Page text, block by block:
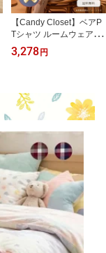
【Candy Closet】ベアP
Tシャツ ルームウェア ぱ
じゃま パジャマ 上下セ
ット 可愛い クマ ベア 動
り 修学旅行 旅行 プレゼ
ント 贈り物 181106
3,278 円